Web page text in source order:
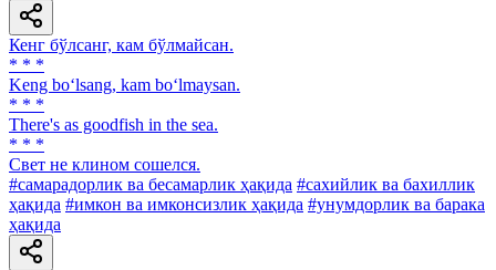
Кенг бўлсанг, кам бўлмайсан.
* * *
Keng bo‘lsang, kam bo‘lmaysan.
* * *
There's as goodfish in the sea.
* * *
Свет не клином сошелся.
#самарадорлик ва бесамарлик ҳақида #сахийлик ва бахиллик
ҳақида #имкон ва имконсизлик ҳақида #унумдорлик ва барака
ҳақида